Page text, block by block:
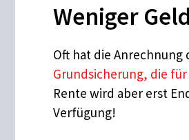
Weniger
Oft hat die Anrechnung
Grundsicherung, die
Rente wird aber erst
Verfügung!